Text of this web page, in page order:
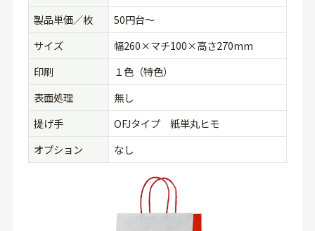
製品単価／枚
50円台〜
サイズ
幅260×マチ100×高さ270mm
印刷
１色（特色）
表面処理
無し
提げ手
OFJタイプ 紙単丸ヒモ
オプション
なし